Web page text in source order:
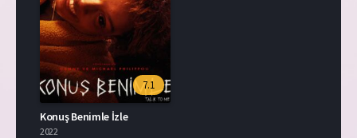
7.1
Konuş Benimle İzle
2022